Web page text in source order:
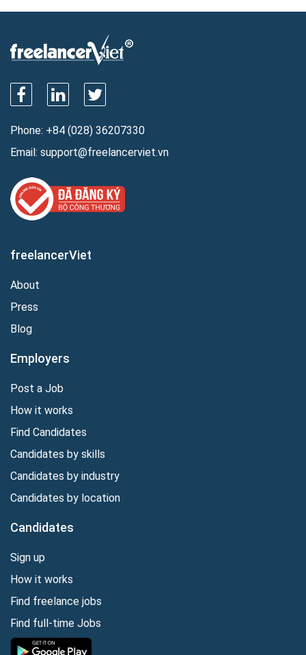
Phone: +84 (028) 36207330
Email: support@freelancerviet.vn
freelancerViet
About
Press
Blog
Employers
Post a Job
How it works
Find Candidates
Candidates by skills
Candidates by industry
Candidates by location
Candidates
Sign up
How it works
Find freelance jobs
Find full-time Jobs